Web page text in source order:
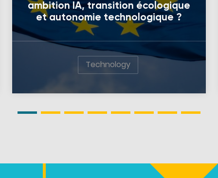
ambition IA, transition écologique
et autonomie technologique ?
Technology